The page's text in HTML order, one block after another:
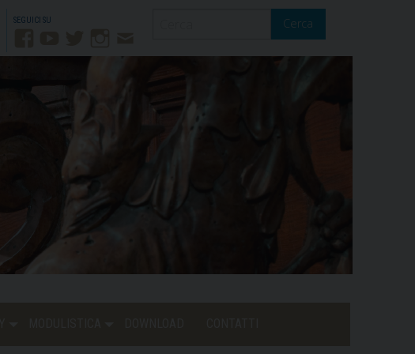
Facebook
YouTubeTwitter Instagram
Contatti
Cerca